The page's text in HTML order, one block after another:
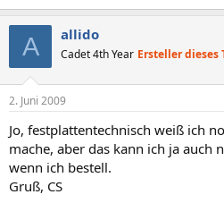
A allido
Cadet 4th Year Ersteller dieses
2. Juni 2009
Jo, festplattentechnisch weiß ich
mache, aber das kann ich ja auch
wenn ich bestell.
Gruß, CS